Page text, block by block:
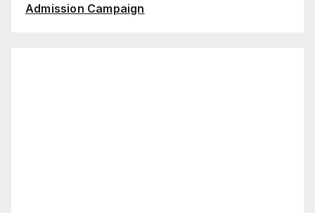
Admission Campaign